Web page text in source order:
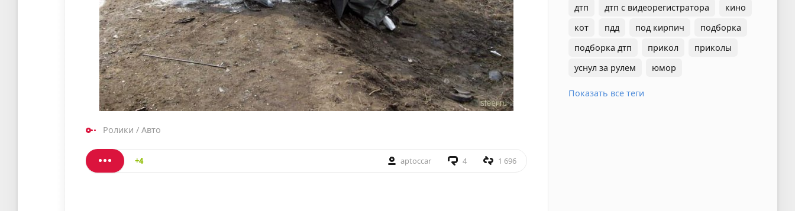
Ролики / Авто
+4 aptoccar 4 1 696
дтп
дтп с видеорегистратора
кино
кот
пдд под кирпич
подборка
подборка дтп
прикол
приколы
уснул за рулем
юмор
Показать все теги